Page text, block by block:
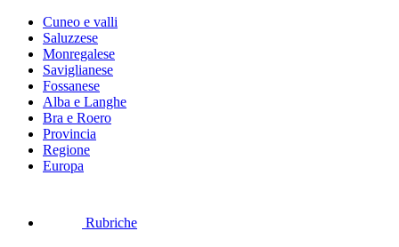
Cuneo e valli
Saluzzese
Monregalese
Saviglianese
Fossanese
Alba e Langhe
Bra e Roero
Provincia
Regione
Europa
Rubriche